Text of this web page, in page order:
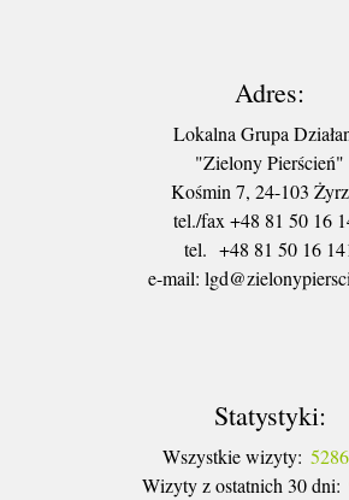
Adres:
Lokalna Grupa
"Zielony Pierścień"
Kośmin 7, 24-103
tel./fax +48 81 50 16
tel. +48 81 50 16
​e-mail:
Statystyki:
Wszystkie wizyty:
Wizyty z ostatnich 30 dni: